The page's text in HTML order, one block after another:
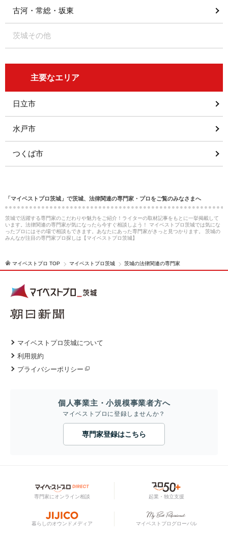
古河・常総・坂東
茨城その他
主要なエリア
日立市
水戸市
つくば市
「マイベストプロ茨城」で茨城、法律関連の専門家・プロをご覧のみなさまへ
茨城で活躍する専門家のこだわりや魅力をご紹介！ライターの取材記事をもとに一挙掲載して
います。法律関連の専門家が気になったら今すぐ相談しよう！ マイベストプロ茨城では気にな
ったプロにはその場で相談もできます。あなたにあった専門家がきっと見つかります。 茨城の
みんなが注目の専門家プロ探しは【マイベストプロ茨城】
マイベストプロ TOP マイベストプロ茨城 茨城の法律関連の専門家
マイベストプロ茨城について
利用規約
プライバシーポリシー
個人事業主・小規模事業者方へ
マイベストプロに登録しませんか？
専門家登録はこちら
専門家にオンライン相談 起業・独立支援
暮らしのオウンドメディア マイベストプログローバル